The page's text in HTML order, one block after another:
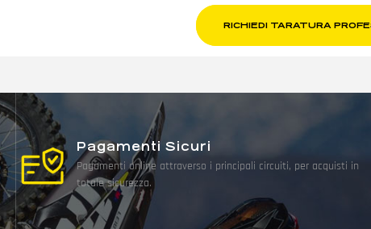
RICHIEDI TARATURA
Pagamenti Sicuri
Pagamenti online attraverso i principali circuiti, per acquisti in
totale sicurezza.